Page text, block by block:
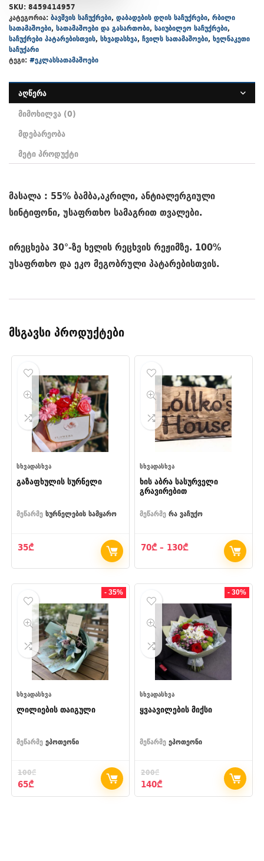
SKU: 8459414957
კატეგორია: ბავშვის საჩუქრები, დაბადების დღის საჩუქრები, რბილი
სათამაშოები, სათამაშოები და გასართობი, საიუბილეო საჩუქრები,
საჩუქრები პატარებისთვის, სხვადასხვა, ჩვილს სათამაშოები, ხელნაკეთი
საჩუქარი
ტეგი: #ეკლასსათამაშოები
აღწერა
მიმოხილვა (0)
მდებარეობა
მეტი პროდუქტი
მასალა : 55% ბამბა,აკრილი, ანტიალერგიული
სინტიფონი, უსაფრთხო სამაგრით თვალები.
ირეცხება 30°-ზე ხელის რეცხვის რეჟიმზე. 100%
უსაფრთხო და ეკო მეგობრული პატარებისთვის.
მსგავსი პროდუქტები
ᲡᲮᲕᲐᲓᲐᲡᲮᲕᲐ
გაზაფხულის სურნელი
მეწარმე სურნელების სამყარო
35₾
ᲡᲮᲕᲐᲓᲐᲡᲮᲕᲐ
ხის აბრა სასურველი
გრავირებით
მეწარმე რა ვაჩუქო
70₾ – 130₾Price
70₾
through
- 35%
ᲡᲮᲕᲐᲓᲐᲡᲮᲕᲐ
ლილიების თაიგული
მეწარმე ეპოთეონი
100₾
Original
price
65₾Current
price
- 30%
ᲡᲮᲕᲐᲓᲐᲡᲮᲕᲐ
ყვაავილების მიქსი
მეწარმე ეპოთეონი
200₾
Original
price
140₾Current
price